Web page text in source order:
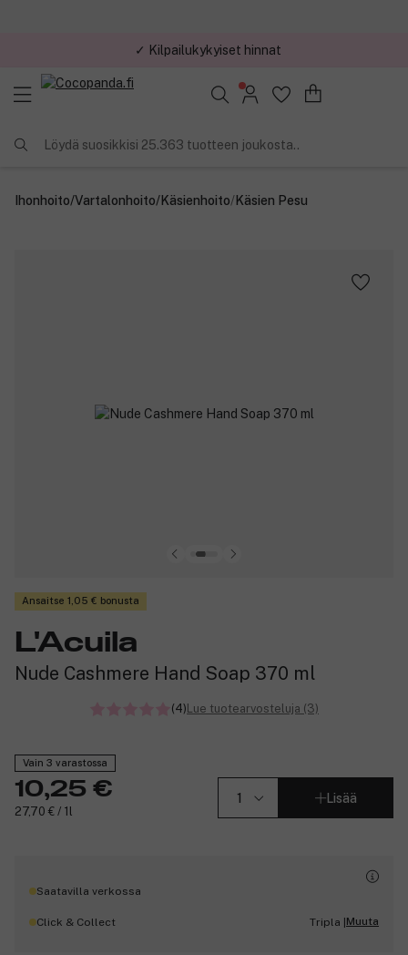
✓ Kilpailukykyiset hinnat
Löydä suosikkisi 25.363 tuotteen joukosta..
Ihonhoito/Vartalonhoito/Käsienhoito/Käsien Pesu
Ansaitse 1,05 € bonusta
L'Acuila
Nude Cashmere Hand Soap 370 ml
(4)Lue tuotearvosteluja (3)
Vain 3 varastossa
10,25 €
27,70 € / 1l
Lisää
Saatavilla verkossa
Click & Collect Tripla |Muuta